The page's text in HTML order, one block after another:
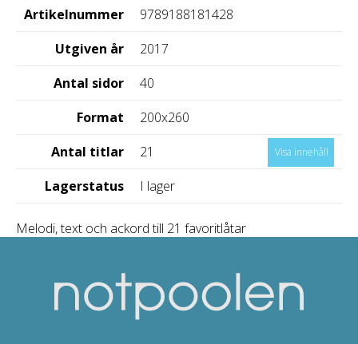
Artikelnummer
9789188181428
Utgiven år
2017
Antal sidor
40
Format
200x260
Antal titlar
21 Visa innehåll
Lagerstatus I lager
Melodi, text och ackord till 21 favoritlåtar